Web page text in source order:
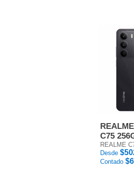
C75
REALME
Desde
Contado